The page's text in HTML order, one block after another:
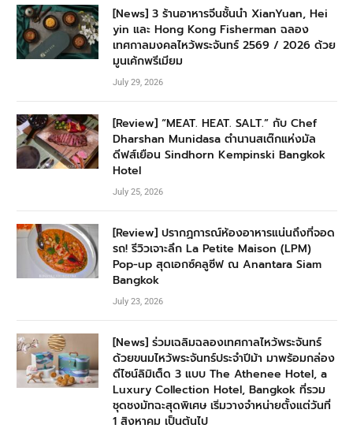
[News] 3 ร้านอาหารจีนชั้นนำ XianYuan, Hei
yin และ Hong Kong Fisherman ฉลอง
เทศกาลมงคลไหว้พระจันทร์ 2569 / 2026 ด้วย
มูนเค้กพรีเมียม
July 29, 2026
[Review] “MEAT. HEAT. SALT.” กับ Chef
Dharshan Munidasa ตำนานสเต๊กแห่งมัล
ดีฟส์เยือน Sindhorn Kempinski Bangkok
Hotel
July 25, 2026
[Review] ปรากฏการณ์ห้องอาหารแน่นถึงที่จอด
รถ! รีวิวเจาะลึก La Petite Maison (LPM)
Pop-up สุดเอกซ์คลูซีฟ ณ Anantara Siam
Bangkok
July 23, 2026
[News] ร่วมเฉลิมฉลองเทศกาลไหว้พระจันทร์
ด้วยขนมไหว้พระจันทร์ประจำปีม้า มาพร้อมกล่อง
ดีไซน์ลิมิเต็ด 3 แบบ The Athenee Hotel, a
Luxury Collection Hotel, Bangkok ที่รวม
ชุดชงมัทฉะสุดพิเศษ เริ่มวางจำหน่ายตั้งแต่วันที่
1 สิงหาคม เป็นต้นไป